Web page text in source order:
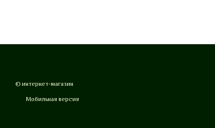
© интернет-магазин
Мобильная версия